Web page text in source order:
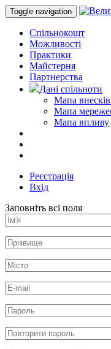
Toggle navigation
Спільнокошт
Можливості
Практики
Майстерня
Партнерства
Дані спільноти
Мапа внесків
Мапа
Мапа впливу
Реєстрація
Вхід
Заповніть всі поля